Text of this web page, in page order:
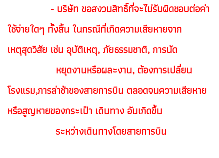
- บริษัท ขอสงวนสิทธิ์ที่จะไม่รับผิดชอบต่อค่า
ใช้จ่ายใดๆ ทั้งสิ้น ในกรณีที่เกิดความเสียหายจาก
เหตุสุดวิสัย เช่น อุบัติเหตุ, ภัยธรรมชาติ, การนัด
หยุดงานหรือผละงาน, ต้องการเปลี่ยน
โรงแรม,การล่าช้าของสายการบิน ตลอดจนความเสียหาย
หรือสูญหายของกระเป๋า เดินทาง อันเกิดขึ้น
ระหว่างเดินทางโดยสายการบิน